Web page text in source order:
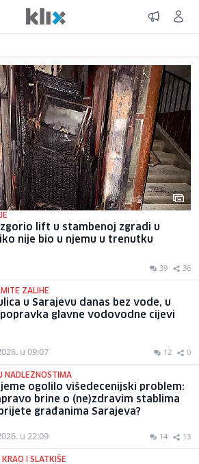
lift u stambenoj zgradi u
nije bio u njemu u trenutku
39 36
ZALIHE
u Sarajevu danas bez vode, u
glavne vodovodne cijevi
u 09:07 12 0
NADLEŽNOSTIMA
ogolilo višedecenijski problem:
brine o (ne)zdravim stablima
građanima Sarajeva?
u 22:09 14 13
KRAO I SLATKIŠE